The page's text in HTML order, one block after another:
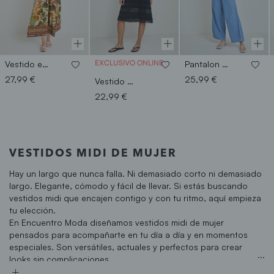
Vestido estampado tirantes
27,99 €
EXCLUSIVO ONLINE
Vestido minivolantes blonda
22,99 €
Pantalon vaquero hojitas
25,99 €
VESTIDOS MIDI DE MUJER
Hay un largo que nunca falla. Ni demasiado corto ni demasiado
largo. Elegante, cómodo y fácil de llevar. Si estás buscando
vestidos midi que encajen contigo y con tu ritmo, aquí empieza
tu elección.
En Encuentro Moda diseñamos vestidos midi de mujer
pensados para acompañarte en tu día a día y en momentos
especiales. Son versátiles, actuales y perfectos para crear
looks sin complicaciones
Vestidos midi mujer de la 38 a la 48 a la moda